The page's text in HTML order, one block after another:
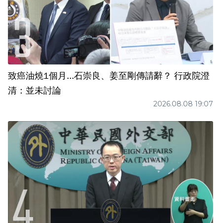
致癌油燒1個月...石崇良、姜至剛傳請辭？ 行政院澄
清：並未討論
2026.08.08 19:07